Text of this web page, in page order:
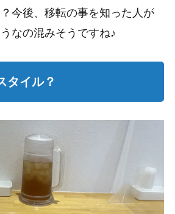
今後、移転の事を知った人が
なの混みそうですね♪
タイル？